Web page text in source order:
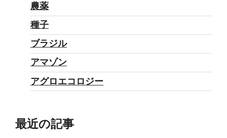
農薬
種子
ブラジル
アマゾン
アグロエコロジー
最近の記事